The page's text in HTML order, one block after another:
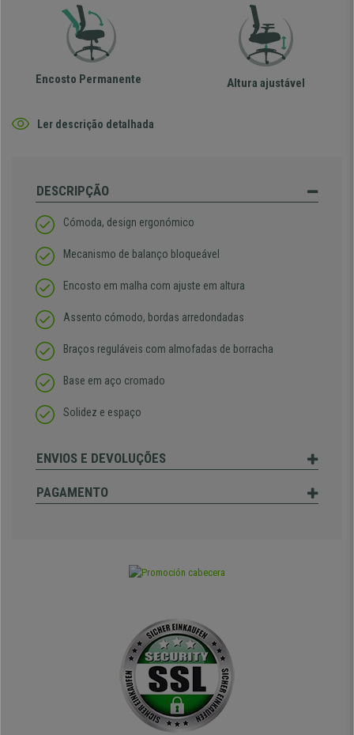
Encosto Permanente Altura ajustável
Ler descrição detalhada
DESCRIPÇÃO
Cómoda, design ergonómico
Mecanismo de balanço bloqueável
Encosto em malha com ajuste em altura
Assento cómodo, bordas arredondadas
Braços reguláveis com almofadas de borracha
Base em aço cromado
Solidez e espaço
ENVIOS E DEVOLUÇÕES
PAGAMENTO